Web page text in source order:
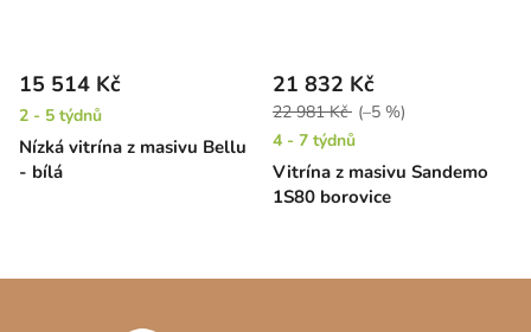
Nízká vitrína z masivu Bellu
- bílá
15 514 Kč
2 - 5 týdnů
Vitrína z masivu Sandemo
1S80 borovice
21 832 Kč
22 981 Kč (–5 %)
4 - 7 týdnů